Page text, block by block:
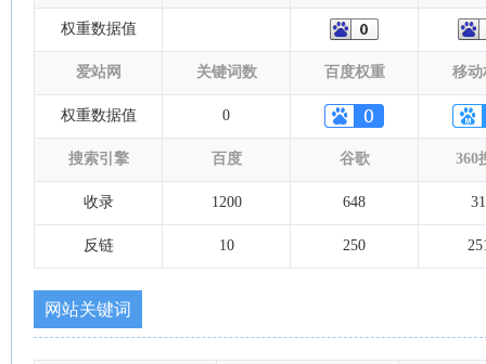
权重数据值
爱站网 关键词数 百度权重 移动
权重数据值 0
搜索引擎 百度 谷歌 360
收录 1200 648
反链 10 250
网站关键词